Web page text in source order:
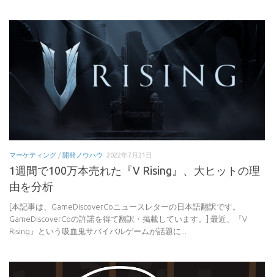
マーケティング /開発ノウハウ 2022年7月21日
1週間で100万本売れた『V Rising』、大ヒットの理
由を分析
[本記事は、GameDiscoverCoニュースレターの日本語翻訳です。
GameDiscoverCoの許諾を得て翻訳・掲載しています。] 最近、『V
Rising』という吸血鬼サバイバルゲームが話題に...